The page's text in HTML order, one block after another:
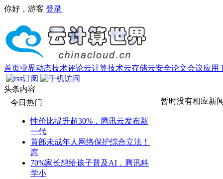
你好，游客 登录
首页业界动态技术评论云计算技术云存储云安全论文会议应用
头条内容
今日热门
性价比提升超30%，腾讯云发布新
一代
首部未成年人网络保护综合立法！
席
70%家长想给孩子普及AI，腾讯科
学小
暂时没有相应新